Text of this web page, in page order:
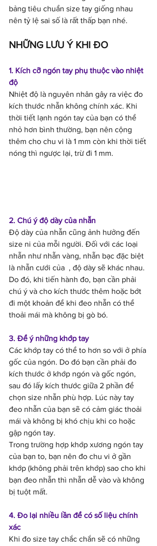
bảng tiêu chuẩn size tay giống nhau
nên tỷ lệ sai số là rất thấp bạn nhé.
NHỮNG LƯU Ý KHI ĐO
1. Kích cỡ ngón tay phụ thuộc vào nhiệt
độ
Nhiệt độ là nguyên nhân gây ra việc đo
kích thước nhẫn không chính xác. Khi
thời tiết lạnh ngón tay của bạn có thể
nhỏ hơn bình thường, bạn nên cộng
thêm cho chu vi là 1 mm còn khi thời tiết
nóng thì ngược lại, trừ đi 1 mm.
2. Chú ý độ dày của nhẫn
Độ dày của nhẫn cũng ảnh hưởng đến
size ni của mỗi người. Đối với các loại
nhẫn như nhẫn vàng, nhẫn bạc đặc biệt
là nhẫn cưới của  , độ dày sẽ khác nhau.
Do đó, khi tiến hành đo, bạn cần phải
chú ý và cho kích thước thêm hoặc bớt
đi một khoản để khi đeo nhẫn có thể
thoải mái mà không bị gò bó.
3. Để ý những khớp tay
Các khớp tay có thể to hơn so với ở phía
gốc của ngón. Do đó bạn cần phải đo
kích thước ở khớp ngón và gốc ngón,
sau đó lấy kích thước giữa 2 phần để
chọn size nhẫn phù hợp. Lúc này tay
đeo nhẫn của bạn sẽ có cảm giác thoải
mái và không bị khó chịu khi co hoặc
gập ngón tay.
Trong trường hợp khớp xương ngón tay
của bạn to, bạn nên đo chu vi ở gần
khớp (không phải trên khớp) sao cho khi
bạn đeo nhẫn thì nhẫn dễ vào và không
bị tuột mất.
4. Đo lại nhiều lần để có số liệu chính
xác
Khi đo size tay chắc chắn sẽ có những